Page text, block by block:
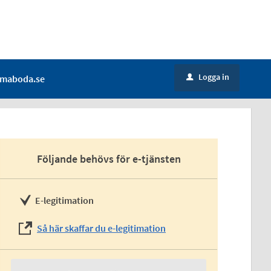
u Logga in
Följande behövs för e-tjänsten
E-legitimation
Så här skaffar du e-legitimation